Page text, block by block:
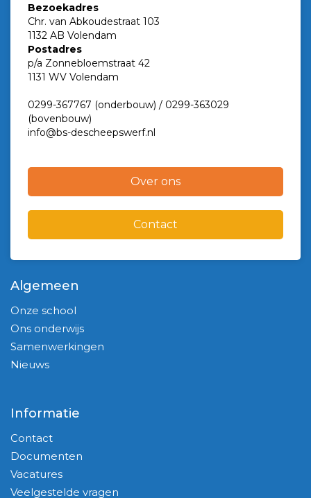
Bezoekadres
Chr. van Abkoudestraat 103
1132 AB Volendam
Postadres
p/a Zonnebloemstraat 42
1131 WV Volendam
0299-367767 (onderbouw) / 0299-363029
(bovenbouw)
info@bs-descheepswerf.nl
Over ons
Contact
Algemeen
Onze school
Ons onderwijs
Samenwerkingen
Nieuws
Informatie
Contact
Documenten
Vacatures
Veelgestelde vragen